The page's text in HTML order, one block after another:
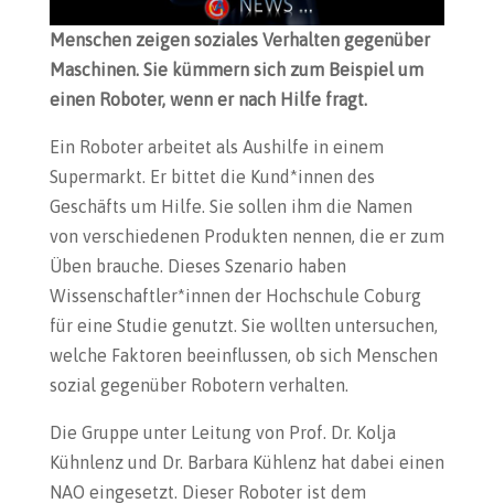
Menschen zeigen soziales Verhalten gegenüber
Maschinen. Sie kümmern sich zum Beispiel um
einen Roboter, wenn er nach Hilfe fragt.
Ein Roboter arbeitet als Aushilfe in einem
Supermarkt. Er bittet die Kund*innen des
Geschäfts um Hilfe. Sie sollen ihm die Namen
von verschiedenen Produkten nennen, die er zum
Üben brauche. Dieses Szenario haben
Wissenschaftler*innen der Hochschule Coburg
für eine Studie genutzt. Sie wollten untersuchen,
welche Faktoren beeinflussen, ob sich Menschen
sozial gegenüber Robotern verhalten.
Die Gruppe unter Leitung von Prof. Dr. Kolja
Kühnlenz und Dr. Barbara Kühlenz hat dabei einen
NAO eingesetzt. Dieser Roboter ist dem